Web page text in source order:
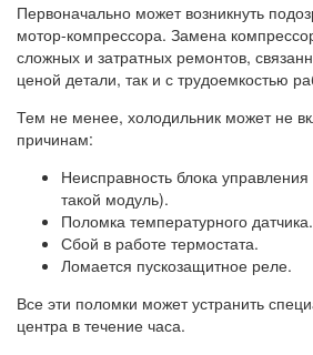
Первоначально может возникнуть
мотор-компрессора. Замена
сложных и затратных ремонтов,
ценой детали, так и с трудоемкостью
Тем не менее, холодильник может не
причинам:
Неисправность блока
такой модуль).
Поломка температурного датчика.
Сбой в работе термостата.
Ломается пускозащитное реле.
Все эти поломки может устранить
центра в течение часа.